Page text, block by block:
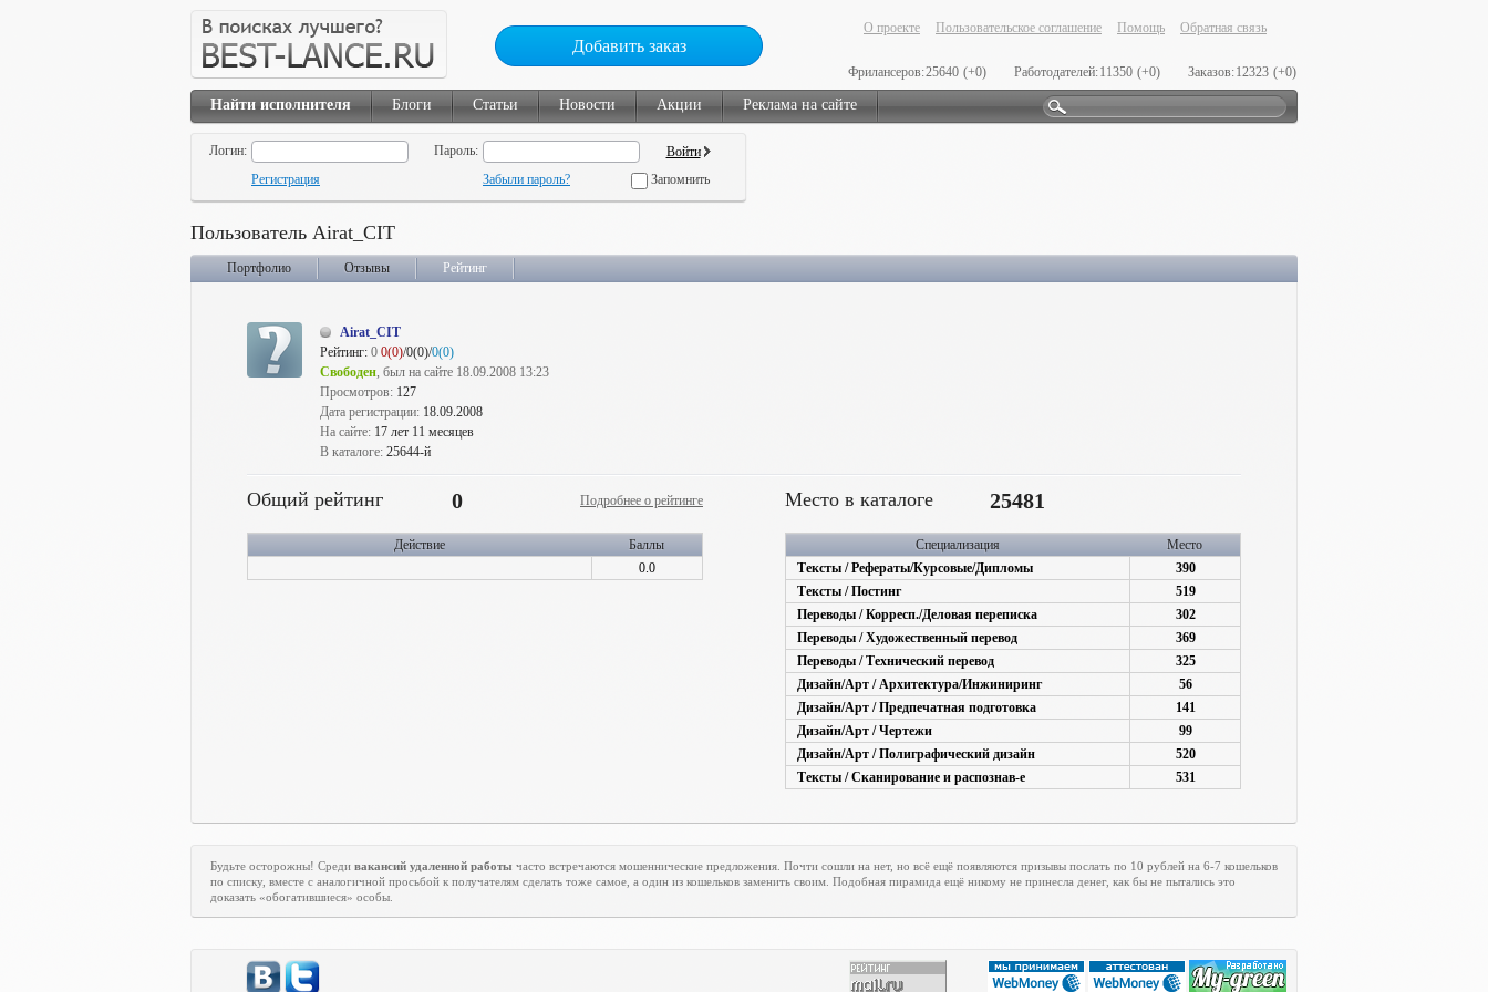
Добавить заказ
О проекте Пользовательское соглашение Помощь Обратная связь
Фрилансеров:25640 (+0) Работодателей:11350 (+0) Заказов:12323 (+0)
Найти исполнителя Блоги Статьи Новости Акции Реклама на сайте
Логин:
Пароль:
Регистрация
Забыли пароль? Запомнить
Пользователь Airat_CIT
Портфолио Отзывы Рейтинг
Airat_CIT
Рейтинг: 0 0(0)/0(0)/0(0)
Свободен, был на сайте 18.09.2008 13:23
Просмотров: 127
Дата регистрации: 18.09.2008
На сайте: 17 лет 11 месяцев
В каталоге: 25644-й
Общий рейтинг 0 Подробнее о рейтинге
Действие
Баллы
0.0
Место в каталоге 25481
Специализация
Место
Тексты / Рефераты/Курсовые/Дипломы
390
Тексты / Постинг
519
Переводы / Корресп./Деловая переписка
302
Переводы / Художественный перевод
369
Переводы / Технический перевод
325
Дизайн/Арт / Архитектура/Инжиниринг
56
Дизайн/Арт / Предпечатная подготовка
141
Дизайн/Арт / Чертежи
99
Дизайн/Арт / Полиграфический дизайн
520
Тексты / Сканирование и распознав-е
531
Будьте осторожны! Среди вакансий удаленной работы часто встречаются мошеннические предложения. Почти сошли на нет, но всё ещё появляются призывы послать по 10 рублей на 6-7 кошельков
по списку, вместе с аналогичной просьбой к получателям сделать тоже самое, а один из кошельков заменить своим. Подобная пирамида ещё никому не принесла денег, как бы не пытались это
доказать «обогатившиеся» особы.